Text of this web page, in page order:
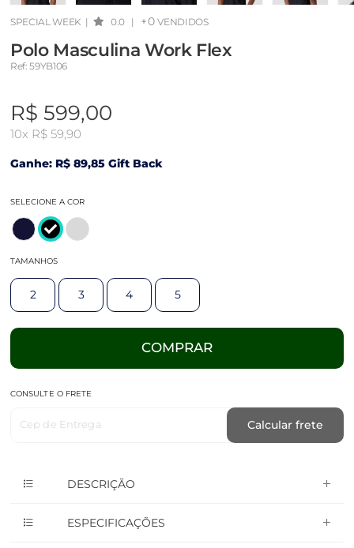
SPECIAL WEEK | 0.0 | +0 VENDIDOS
Polo Masculina Work Flex
Ref: 59YB106
R$ 599,00
10x R$ 59,90
Ganhe: R$ 89,85 Gift Back
SELECIONE A COR
TAMANHOS
2 3 4 5
COMPRAR
CONSULTE O FRETE
Cep de Entrega Calcular frete
DESCRIÇÃO
ESPECIFICAÇÕES